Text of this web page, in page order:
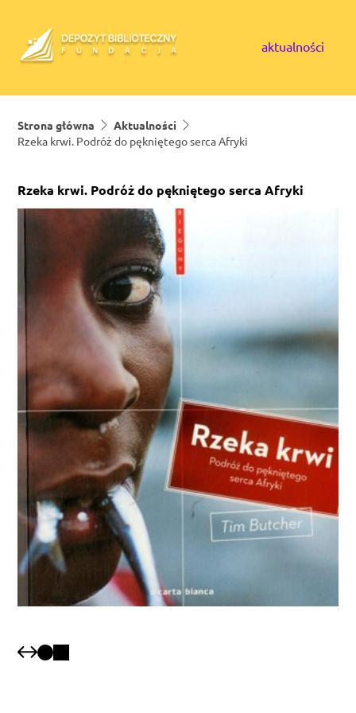
aktualności
Strona główna
Aktualności
Rzeka krwi. Podróż do pękniętego serca Afryki
Rzeka krwi. Podróż do pękniętego serca Afryki